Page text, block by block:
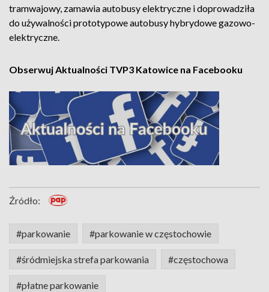
tramwajowy, zamawia autobusy elektryczne i doprowadziła
do używalności prototypowe autobusy hybrydowe gazowo-
elektryczne.
Obserwuj Aktualności TVP3 Katowice na Facebooku
Źródło:
#parkowanie #parkowanie w częstochowie
#śródmiejska strefa parkowania #częstochowa
#płatne parkowanie